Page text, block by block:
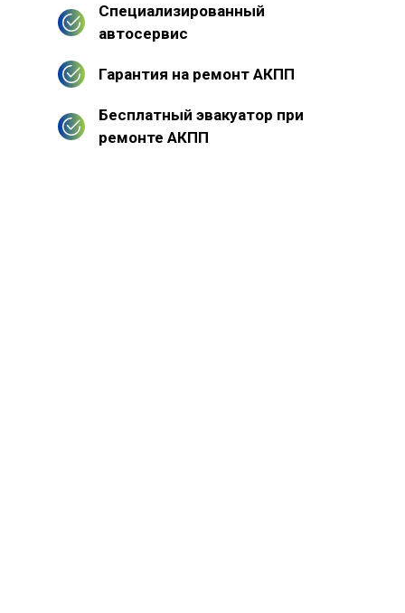
Специализированный
автосервис
Гарантия на ремонт АКПП
Бесплатный эвакуатор при
ремонте АКПП